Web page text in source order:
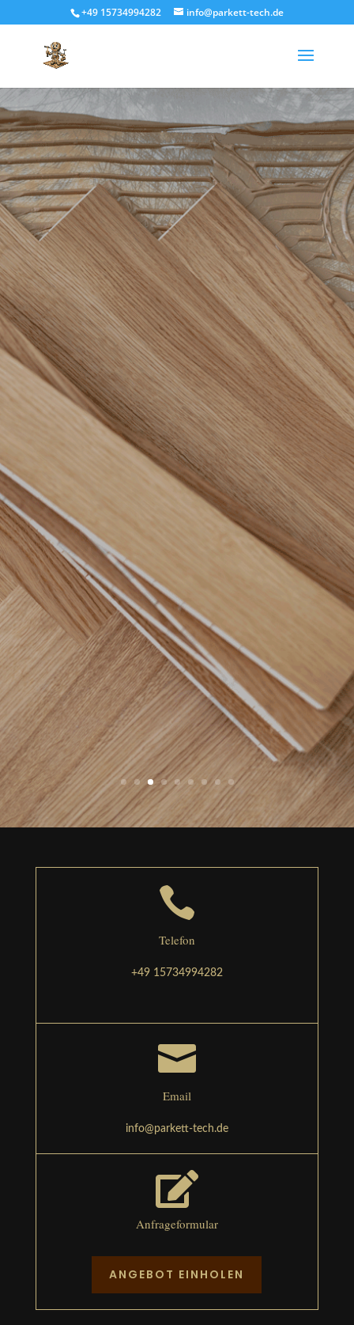
+49 15734994282 info@parkett-tech.de

Telefon
+49 15734994282

Email
info@parkett-tech.de

Anfrageformular
ANGEBOT EINHOLEN